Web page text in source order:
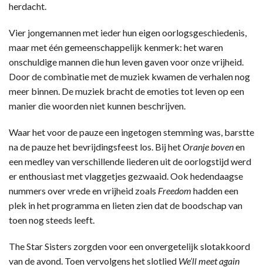
herdacht.
Vier jongemannen met ieder hun eigen oorlogsgeschiedenis,
maar met één gemeenschappelijk kenmerk: het waren
onschuldige mannen die hun leven gaven voor onze vrijheid.
Door de combinatie met de muziek kwamen de verhalen nog
meer binnen. De muziek bracht de emoties tot leven op een
manier die woorden niet kunnen beschrijven.
Waar het voor de pauze een ingetogen stemming was, barstte
na de pauze het bevrijdingsfeest los. Bij hetOranje bovenen
een medley van verschillende liederen uit de oorlogstijd werd
er enthousiast met vlaggetjes gezwaaid. Ook hedendaagse
nummers over vrede en vrijheid zoals Freedom hadden een
plek in het programma en lieten zien dat de boodschap van
toen nog steeds leeft.
The Star Sisters zorgden voor een onvergetelijk slotakkoord
van de avond. Toen vervolgens het slotlied We’ll meet again